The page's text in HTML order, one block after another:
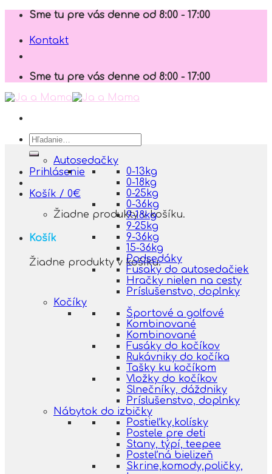
Skip
content
Sme tu pre vás denne od 8:00 - 17:00
Kontakt
Sme tu pre vás denne od 8:00 - 17:00
Hľadať:
Prihlásenie
Košík / 0€
Žiadne produkty v košíku.
Košík
Žiadne produkty v košíku.
Autosedačky
0-13kg
0-18kg
0-25kg
0-36kg
9-18kg
9-25kg
9-36kg
15-36kg
Podsedáky
Fusaky do autosedačiek
Hračky nielen na cesty
Príslušenstvo, doplnky
Kočíky
Športové a golfové
Kombinované
Kombinované
Fusáky do kočíkov
Rukávniky do kočíka
Tašky ku kočíkom
Vložky do kočíkov
Slnečníky, dáždniky
Príslušenstvo, doplnky
Nábytok do izbičky
Postieľky,kolísky
Postele pre deti
Stany, týpí, teepee
Posteľná bielizeň
Skrine,komody,poličky,